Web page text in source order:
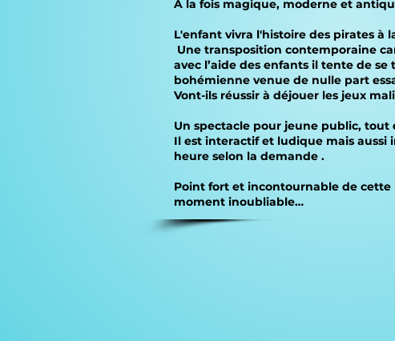
À la fois magique, moderne et
L'enfant vivra l'histoire des pirates à
Une transposition contemporaine
avec l’aide des enfants il tente de
bohémienne venue de nulle part
Vont-ils réussir à déjouer les jeux
Un spectacle pour jeune public, tout
Il est interactif et ludique mais aussi
heure selon la demande .
Point fort et incontournable de
moment inoubliable…